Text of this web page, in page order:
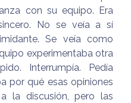
con su equipo. Era
No se veía a sí
Se veía como
experimentaba otra
Interrumpía. Pedía
por qué esas opiniones
la discusión, pero las